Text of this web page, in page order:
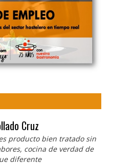
Cruz
producto bien tratado sin
cocina de verdad de
diferente